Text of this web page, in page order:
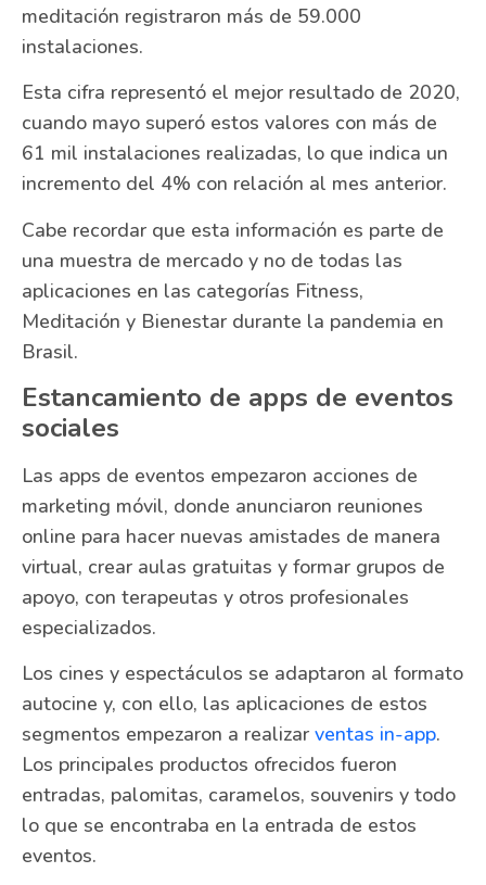
meditación registraron más de 59.000
instalaciones.
Esta cifra representó el mejor resultado de 2020,
cuando mayo superó estos valores con más de
61 mil instalaciones realizadas, lo que indica un
incremento del 4% con relación al mes anterior.
Cabe recordar que esta información es parte de
una muestra de mercado y no de todas las
aplicaciones en las categorías Fitness,
Meditación y Bienestar durante la pandemia en
Brasil.
Estancamiento de apps de eventos
sociales
Las apps de eventos empezaron acciones de
marketing móvil, donde anunciaron reuniones
online para hacer nuevas amistades de manera
virtual, crear aulas gratuitas y formar grupos de
apoyo, con terapeutas y otros profesionales
especializados.
Los cines y espectáculos se adaptaron al formato
autocine y, con ello, las aplicaciones de estos
segmentos empezaron a realizar ventas in-app.
Los principales productos ofrecidos fueron
entradas, palomitas, caramelos, souvenirs y todo
lo que se encontraba en la entrada de estos
eventos.